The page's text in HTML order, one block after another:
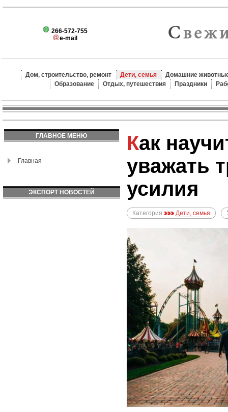
266-572-755
e-mail
Дом, строительство, ремонт Дети, семья
Домашние
Образование
Отдых, путешествия Праздники
ГЛАВНОЕ МЕНЮ
Главная
ЭКСПОРТ НОВОСТЕЙ
Как научить ребенка
уважать
усилия
Категория Дети, семья